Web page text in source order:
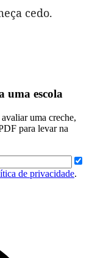
cedo.
uma escola
uma creche,
para levar na
de privacidade.